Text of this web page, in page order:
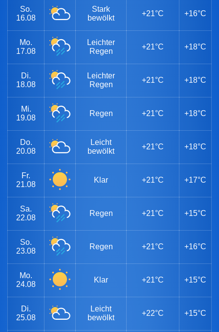
So.
16.08
Stark
bewölkt
+21°C +16°C
Mo.
17.08
Leichter
Regen
+21°C +18°C
Di.
18.08
Leichter
Regen
+21°C +18°C
Mi.
19.08
Regen +21°C +18°C
Do.
20.08
Leicht
bewölkt
+21°C +18°C
Fr.
21.08
Klar +21°C +17°C
Sa.
22.08
Regen +21°C +15°C
So.
23.08
Regen +21°C +16°C
Mo.
24.08
Klar +21°C +15°C
Di.
25.08
Leicht
bewölkt
+22°C +15°C